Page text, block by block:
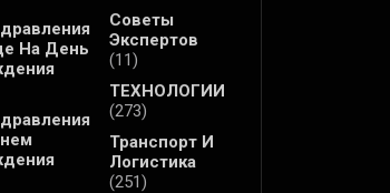
На День
Советы
Экспертов
(11)
ТЕХНОЛОГИИ
(273)
Транспорт И
Логистика
(251)